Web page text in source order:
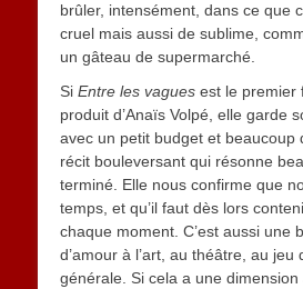
brûler, intensément, dans ce que
cruel mais aussi de sublime,
un gâteau de supermarché.
Si Entre les vagues est le premier
produit d’Anaïs Volpé, elle garde
avec un petit budget et
récit bouleversant qui résonne
terminé. Elle nous confirme que
temps, et qu’il faut dès lors
chaque moment. C’est aussi une
d’amour à l’art, au théâtre, au jeu
générale. Si cela a une